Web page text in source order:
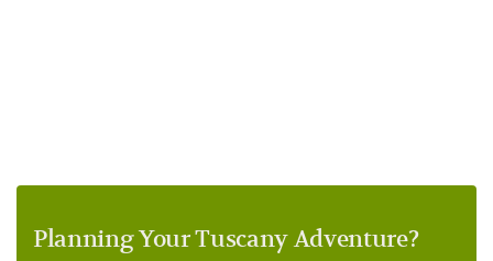
Planning Your Tuscany Adventure?